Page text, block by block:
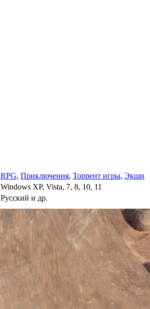
RPG, Приключения, Торрент игры, Экшн
Windows XP, Vista, 7, 8, 10, 11
Русский и др.